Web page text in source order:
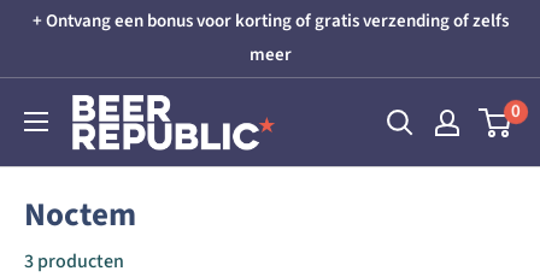
Skip+ Ontvang een bonus voor korting of gratis verzending of zelfs
meer
Beer
Republic
0
Noctem
3 producten